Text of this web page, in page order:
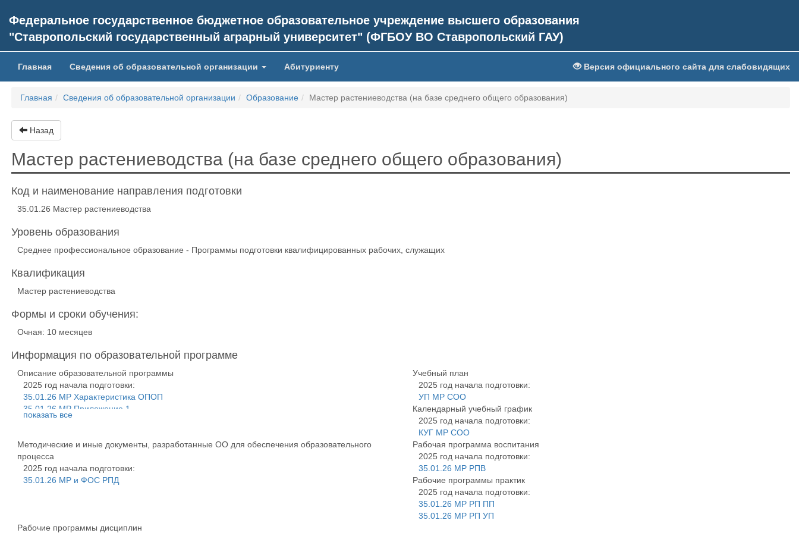
Федеральное государственное бюджетное образовательное учреждение высшего образования
"Ставропольский государственный аграрный университет" (ФГБОУ ВО Ставропольский ГАУ)
Главная(current)Сведения об образовательной организации Абитуриенту Версия официального сайта для слабовидящих
Главная Сведения об образовательной организации Образование Мастер растениеводства (на базе среднего общего образования)
Назад
Мастер растениеводства (на базе среднего общего образования)
Код и наименование направления подготовки
35.01.26 Мастер растениеводства
Уровень образования
Среднее профессиональное образование - Программы подготовки квалифицированных рабочих, служащих
Квалификация
Мастер растениеводства
Формы и сроки обучения:
Очная: 10 месяцев
Информация по образовательной программе
Описание образовательной программы
2025 год начала подготовки:
35.01.26 МР Характеристика ОПОП
35.01.26 МР Приложение 1
35.02.26 МР Приложение 2
35.01.26 МР Приложение 4 ГИА
35.01.26 МР Приложение 5. РПВ
показать все
Учебный план
2025 год начала подготовки:
УП МР СОО
Календарный учебный график
2025 год начала подготовки:
КУГ МР СОО
Методические и иные документы, разработанные ОО для обеспечения образовательного
процесса
2025 год начала подготовки:
35.01.26 МР и ФОС РПД
Рабочая программа воспитания
2025 год начала подготовки:
35.01.26 МР РПВ
Рабочие программы практик
2025 год начала подготовки:
35.01.26 МР РП ПП
35.01.26 МР РП УП
Рабочие программы дисциплин